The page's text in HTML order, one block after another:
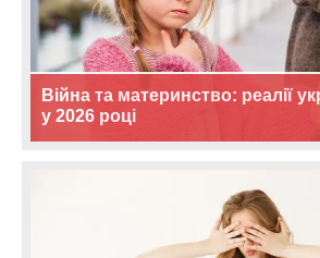
Війна та материнство: реалії
у 2026 році